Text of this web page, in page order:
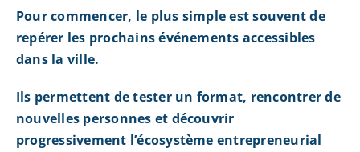
Pour commencer, le plus simple est souvent de
repérer les prochains événements accessibles
dans la ville.
Ils permettent de tester un format, rencontrer de
nouvelles personnes et découvrir
progressivement l’écosystème entrepreneurial